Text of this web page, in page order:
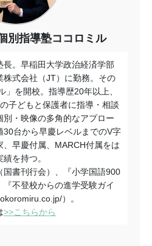
別指導塾ココロミル
。早稲田大学政治経済学部
株式会社（JT）に勤務。その
を開校。指導歴20年以上、
子どもと保護者に指導・相談
別・映像の多角的なアプロー
台から早慶レベルまでのV字
早慶付属、MARCH付属をは
を持つ。
国書刊行会）、『小学国語900
不登校からの進学受験ガイ
）。
>>こちらから